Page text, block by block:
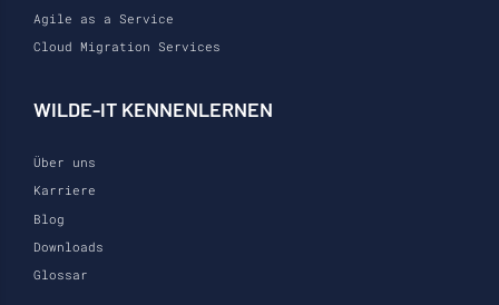
Agile as a Service
Cloud Migration Services
WILDE-IT KENNENLERNEN
Über uns
Karriere
Blog
Downloads
Glossar